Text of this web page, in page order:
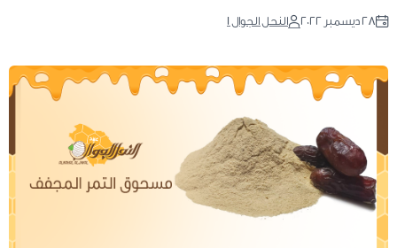
٢٨ ديسمبر ٢٠٢٢ النحل الجوال 1